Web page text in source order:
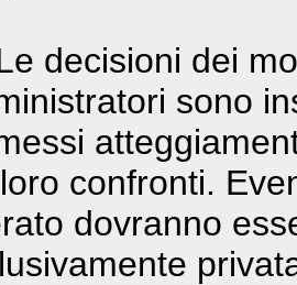
decisioni dei
sono
confronti.
dovranno